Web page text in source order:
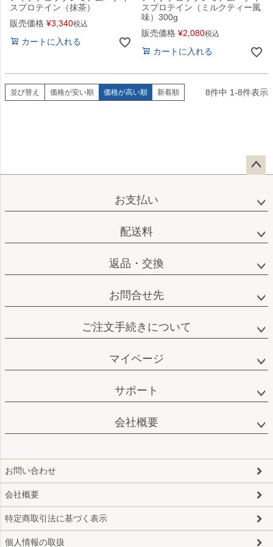
スプロテイン（抹茶）
販売価格 ¥3,340税込
カートに入れる
スプロテイン（ミルクティー風
味）300g
販売価格 ¥2,080税込
カートに入れる
並び替え 価格が安い順 価格が高い順 新着順 8件中 1-8件表示
ップ
お支払い
配送料
返品・交換
お問合せ先
ご注文手続きについて
マイページ
サポート
会社概要
お問い合わせ
会社概要
特定商取引法に基づく表示
個人情報の取扱